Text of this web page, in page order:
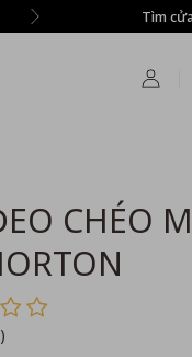
Tìm
CHÉO